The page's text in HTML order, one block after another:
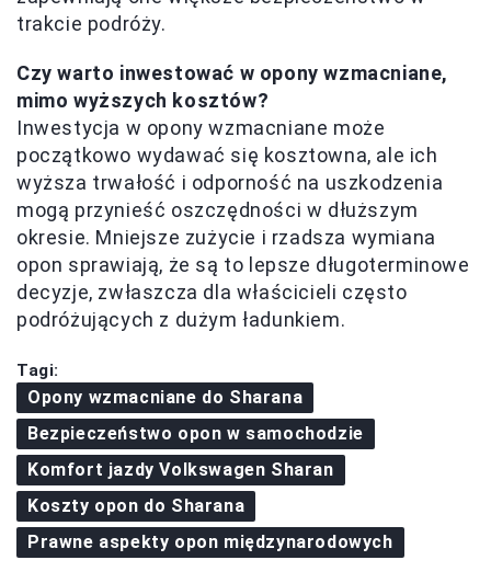
trakcie podróży.
Czy warto inwestować w opony wzmacniane,
mimo wyższych kosztów?
Inwestycja w opony wzmacniane może
początkowo wydawać się kosztowna, ale ich
wyższa trwałość i odporność na uszkodzenia
mogą przynieść oszczędności w dłuższym
okresie. Mniejsze zużycie i rzadsza wymiana
opon sprawiają, że są to lepsze długoterminowe
decyzje, zwłaszcza dla właścicieli często
podróżujących z dużym ładunkiem.
Tagi:
Opony wzmacniane do Sharana
Bezpieczeństwo opon w samochodzie
Komfort jazdy Volkswagen Sharan
Koszty opon do Sharana
Prawne aspekty opon międzynarodowych